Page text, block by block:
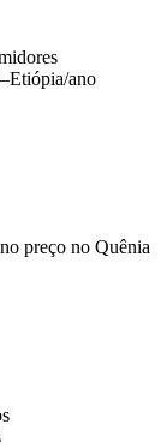
ano
preço no Quênia